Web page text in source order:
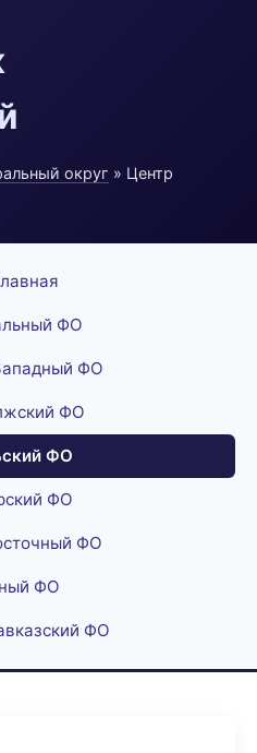
округ » Центр
ФО
ФО
ФО
ФО
ФО
ФО
ФО
ФО